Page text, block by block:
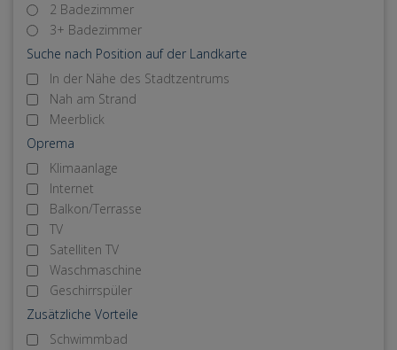
2 Badezimmer
3+ Badezimmer
Suche nach Position auf der Landkarte
In der Nähe des Stadtzentrums
Nah am Strand
Meerblick
Oprema
Klimaanlage
Internet
Balkon/Terrasse
TV
Satelliten TV
Waschmaschine
Geschirrspüler
Zusätzliche Vorteile
Schwimmbad